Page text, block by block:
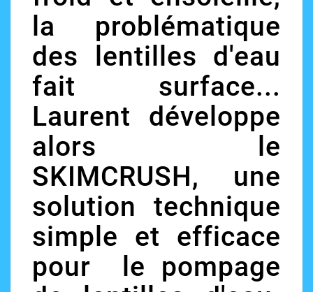
la problématique
des lentilles d'eau
fait surface...
Laurent développe
alors le
SKIMCRUSH, une
solution technique
simple et efficace
pour le pompage